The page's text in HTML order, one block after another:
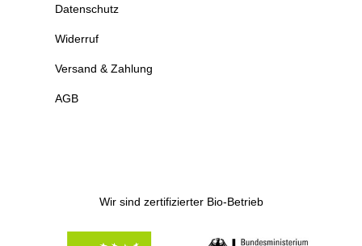
Datenschutz
Widerruf
Versand & Zahlung
AGB
Wir sind zertifizierter Bio-Betrieb